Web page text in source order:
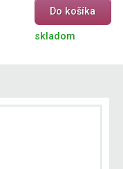
Do košíka
skladom